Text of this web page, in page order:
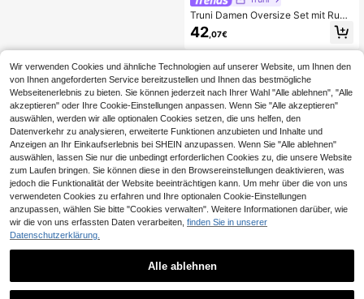
Truni Damen Oversize Set mit Rund
halsausschnitt, locker sitzende Taill
e mit elastischem Detail, geeignet f
ür Urlaub, Nachmittagstee, Hochzei
eise, Boho-Urlaub, Musikfestival, St
randmode, Ostern, elegante Kleidun
g, Urlaubsoutfit, Konzertoutfit, tropi
sche Resortmode, Urlaubsoutfit, Bo
ho-Stil Kleidung, geeignet für Frühli
ng, Sommer und Herbst
42 ,07€
Wir verwenden Cookies und ähnliche Technologien auf unserer Website, um Ihnen den
von Ihnen angeforderten Service bereitzustellen und Ihnen das bestmögliche
Webseitenerlebnis zu bieten. Sie können jederzeit nach Ihrer Wahl "Alle ablehnen", "Alle
akzeptieren" oder Ihre Cookie-Einstellungen anpassen. Wenn Sie "Alle akzeptieren"
auswählen, werden wir alle optionalen Cookies setzen, die uns helfen, den
Datenverkehr zu analysieren, erweiterte Funktionen anzubieten und Inhalte und
Anzeigen an Ihr Einkaufserlebnis bei SHEIN anzupassen. Wenn Sie "Alle ablehnen"
auswählen, lassen Sie nur die unbedingt erforderlichen Cookies zu, die unsere Website
zum Laufen bringen. Sie können diese in den Browsereinstellungen deaktivieren, was
jedoch die Funktionalität der Website beeinträchtigen kann. Um mehr über die von uns
verwendeten Cookies zu erfahren und Ihre optionalen Cookie-Einstellungen
anzupassen, wählen Sie bitte "Cookies verwalten". Weitere Informationen darüber, wie
wir die von uns erfassten Daten verarbeiten, finden Sie in unserer
Datenschutzerklärung.
Alle ablehnen